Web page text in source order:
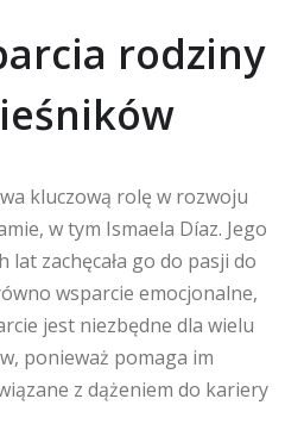
rodziny
kluczową rolę w rozwoju
w tym Ismaela Díaz. Jego
lat zachęcała go do pasji do
wsparcie emocjonalne,
jest niezbędne dla wielu
ponieważ pomaga im
z dążeniem do kariery